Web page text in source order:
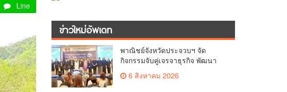
Line
ข่าวใหม่อัพเดท
พาณิชย์จังหวัดประจวบฯ จัด
กิจกรรมจับคู่เจรจาธุรกิจ พัฒนา
ศักยภาพ ผู้ประกอบการ ขยายช่อง
ทางการค้า สู่การค้าระหว่าง
6 สิงหาคม 2026